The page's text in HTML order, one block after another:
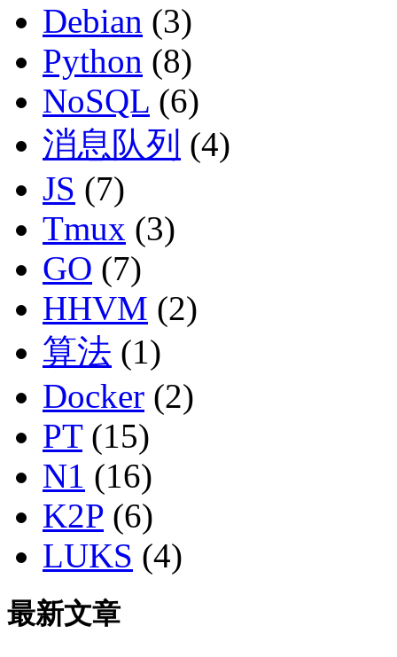
Debian (3)
Python (8)
NoSQL (6)
消息队列 (4)
JS (7)
Tmux (3)
GO (7)
HHVM (2)
算法 (1)
Docker (2)
PT(15)
N1 (16)
K2P (6)
LUKS (4)
最新文章